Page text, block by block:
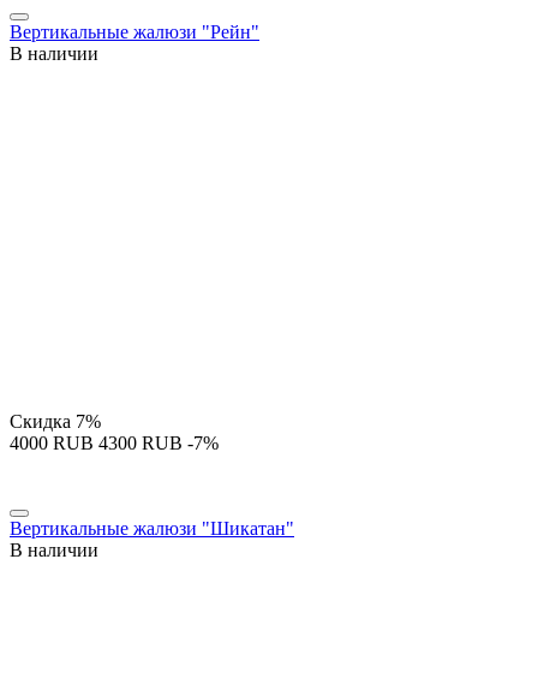
Вертикальные жалюзи "Рейн"
В наличии
Скидка 7%
‍4000‍ RUB ‍4300‍ RUB -7%
Вертикальные жалюзи "Шикатан"
В наличии